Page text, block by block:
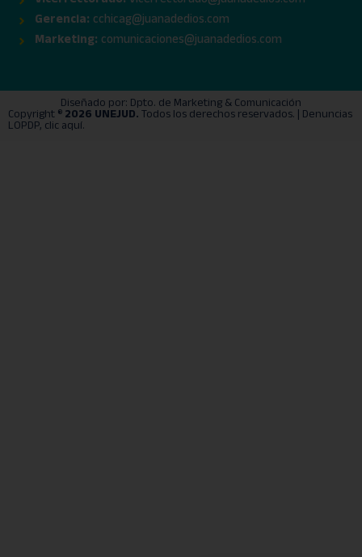
Gerencia: cchicag@juanadedios.com
Marketing: comunicaciones@juanadedios.com
Diseñado por: Dpto. de Marketing & Comunicación
Copyright ®2026 UNEJUD.Todos los derechos reservados. | Denuncias
LOPDP, clic aquí.